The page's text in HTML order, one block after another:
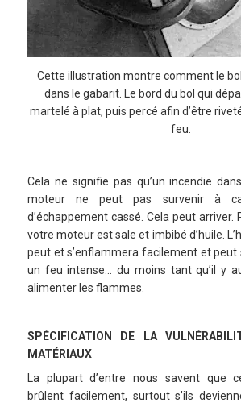
Cette illustration montre comment le
dans le gabarit. Le bord du bol qui
martelé à plat, puis percé afin d’être
feu.
Cela ne signifie pas qu’un incendie
moteur ne peut pas survenir à
d’échappement cassé. Cela peut arriver.
votre moteur est sale et imbibé d’huile.
peut et s’enflammera facilement et
un feu intense… du moins tant qu’il y
alimenter les flammes.
SPÉCIFICATION DE LA
MATÉRIAUX
La plupart d’entre nous savent que
brûlent facilement, surtout s’ils